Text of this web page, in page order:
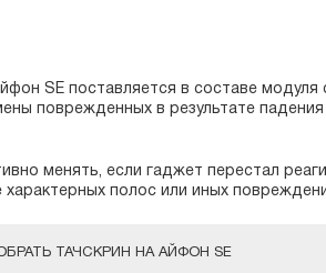
SE поставляется в составе модуля
поврежденных в результате
менять, если гаджет перестал
характерных полос или иных
ТАЧСКРИН НА АЙФОН SE